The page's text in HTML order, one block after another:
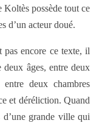
possède tout ce
d’un acteur doué.
pas encore ce texte, il
deux âges, entre deux
deux chambres
et déréliction. Quand
d’une grande ville qui